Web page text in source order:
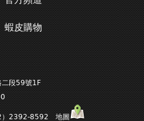
蝦皮購物
二段59號1F
21:00
）2392-8592 地圖